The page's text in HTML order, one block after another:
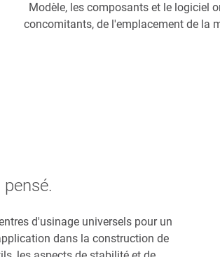
Modèle, les composants et le logiciel
concomitants, de l'emplacement de la
d'usinage universels pour un
dans la construction de